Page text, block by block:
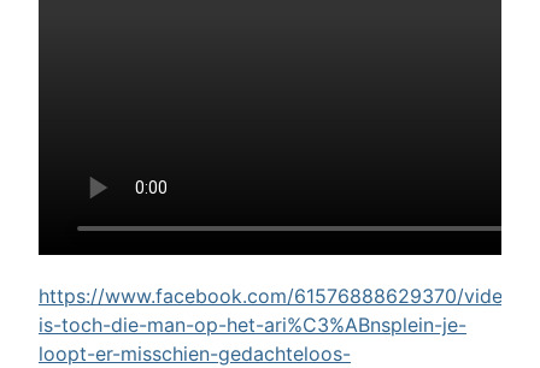
https://www.facebook.com/61576888629370/videos/
is-toch-die-man-op-het-ari%C3%ABnsplein-je-
loopt-er-misschien-gedachteloos-